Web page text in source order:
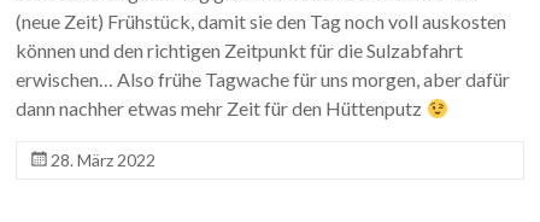
(neue Zeit) Frühstück, damit sie den Tag noch voll auskosten
können und den richtigen Zeitpunkt für die Sulzabfahrt
erwischen… Also frühe Tagwache für uns morgen, aber dafür
dann nachher etwas mehr Zeit für den Hüttenputz
28. März 2022